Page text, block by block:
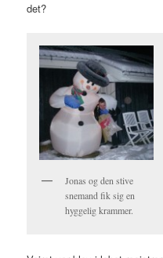
det?
Jonas og den stive
snemand fik sig en
hyggelig krammer.